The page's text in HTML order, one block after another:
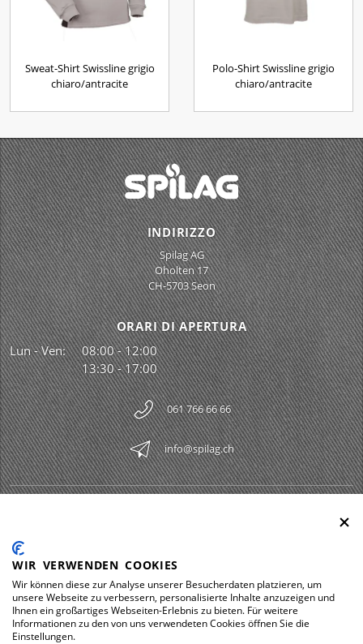
Sweat-Shirt Swissline grigio
chiaro/antracite
Polo-Shirt Swissline grigio
chiaro/antracite
INDIRIZZO
Spilag AG
Oholten 17
CH-5703 Seon
ORARI DI APERTURA
Lun - Ven:
08:00 - 12:00
13:30 - 17:00
061 766 66 66
info@spilag.ch
LEGAL
DOWNLOADS
WIR VERWENDEN COOKIES
Wir können diese zur Analyse unserer Besucherdaten platzieren, um
unsere Webseite zu verbessern, personalisierte Inhalte anzuzeigen und
Ihnen ein großartiges Webseiten-Erlebnis zu bieten. Für weitere
Informationen zu den von uns verwendeten Cookies öffnen Sie die
Einstellungen.